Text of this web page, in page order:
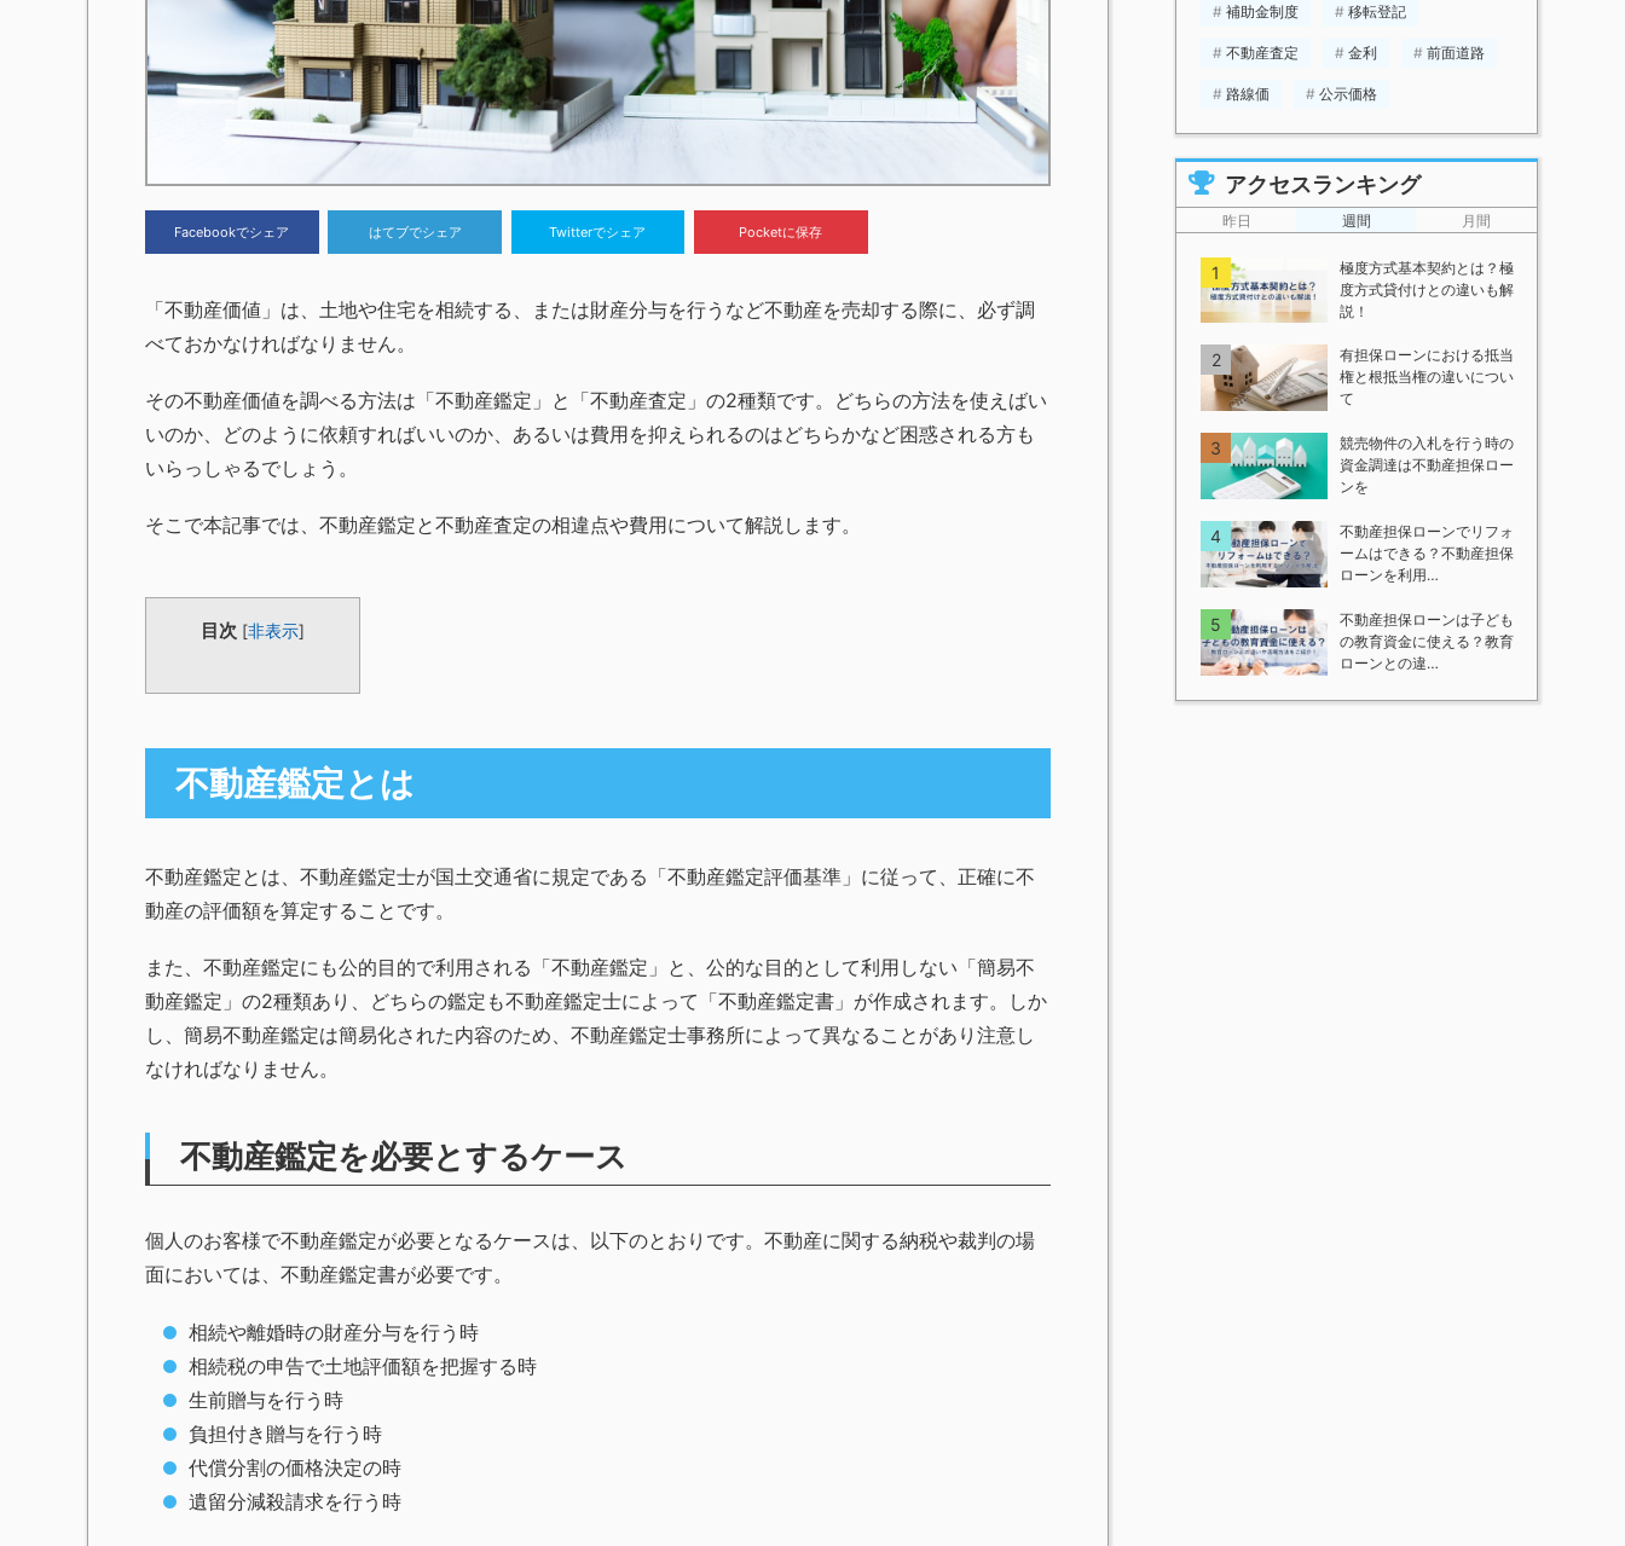
Facebookでシェア はてブでシェア Twitterでシェア Pocketに保存
「不動産価値」は、土地や住宅を相続する、または財産分与を行うなど不動産を売却する際に、必ず調
べておかなければなりません。
その不動産価値を調べる方法は「不動産鑑定」と「不動産査定」の2種類です。どちらの方法を使えばい
いのか、どのように依頼すればいいのか、あるいは費用を抑えられるのはどちらかなど困惑される方も
いらっしゃるでしょう。
そこで本記事では、不動産鑑定と不動産査定の相違点や費用について解説します。
目次 [非表示]
不動産鑑定とは
不動産鑑定とは、不動産鑑定士が国土交通省に規定である「不動産鑑定評価基準」に従って、正確に不
動産の評価額を算定することです。
また、不動産鑑定にも公的目的で利用される「不動産鑑定」と、公的な目的として利用しない「簡易不
動産鑑定」の2種類あり、どちらの鑑定も不動産鑑定士によって「不動産鑑定書」が作成されます。しか
し、簡易不動産鑑定は簡易化された内容のため、不動産鑑定士事務所によって異なることがあり注意し
なければなりません。
不動産鑑定を必要とするケース
個人のお客様で不動産鑑定が必要となるケースは、以下のとおりです。不動産に関する納税や裁判の場
面においては、不動産鑑定書が必要です。
相続や離婚時の財産分与を行う時
相続税の申告で土地評価額を把握する時
生前贈与を行う時
負担付き贈与を行う時
代償分割の価格決定の時
遺留分減殺請求を行う時
補助金制度 移転登記
不動産査定 金利 前面道路
路線価 公示価格
アクセスランキング
昨日 週間 月間
極度方式基本契約とは？極
度方式貸付けとの違いも解
説！
有担保ローンにおける抵当
権と根抵当権の違いについ
て
競売物件の入札を行う時の
資金調達は不動産担保ロー
ンを
不動産担保ローンでリフォ
ームはできる？不動産担保
ローンを利用…
不動産担保ローンは子ども
の教育資金に使える？教育
ローンとの違…